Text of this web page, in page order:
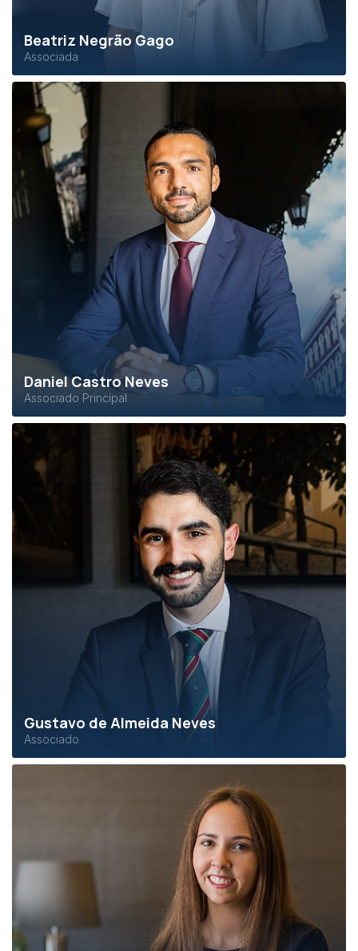
Beatriz Negrão Gago
Associada
Daniel Castro Neves
Associado Principal
Gustavo de Almeida Neves
Associado